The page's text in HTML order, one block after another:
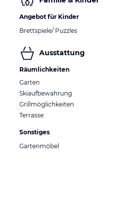
Angebot für Kinder
Brettspiele/ Puzzles
Ausstattung
Räumlichkeiten
Garten
Skiaufbewahrung
Grillmöglichkeiten
Terrasse
Sonstiges
Gartenmöbel